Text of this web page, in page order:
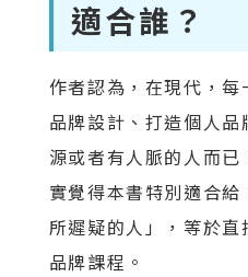
適合誰？
作者認為，在現代，
品牌設計、打造個人
源或者有人脈的人而
實覺得本書特別適合
所遲疑的人」，等於
品牌課程。